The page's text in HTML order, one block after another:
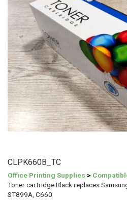
CLPK660B_TC
Office Printing Supplies >
Toner cartridge Black replaces
ST899A, C660